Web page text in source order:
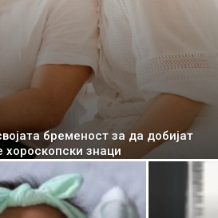
бременост за да добијат
хороскопски знаци